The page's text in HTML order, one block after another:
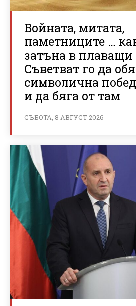
Войната, митата,
паметниците …
затъна в
Съветват го да
символична
и да бяга от там
СЪБОТА, 8 АВГУСТ 2026